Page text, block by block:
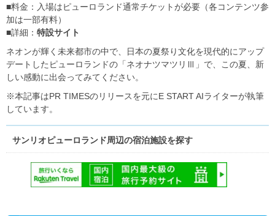
■料金：入場はピューロランド通常チケットが必要（各コンテンツ参
加は一部有料）
■詳細： 特設サイト
ネオンが輝く未来都市の中で、日本の夏祭り文化を現代的にアップ
デートしたピューロランドの「ネオナツマツリⅢ」で、この夏、新
しい感動に出会ってみてください。
※本記事はPR TIMESのリリースを元にE START AIライターが執筆
しています。
サンリオピューロランド周辺の宿泊施設を探す